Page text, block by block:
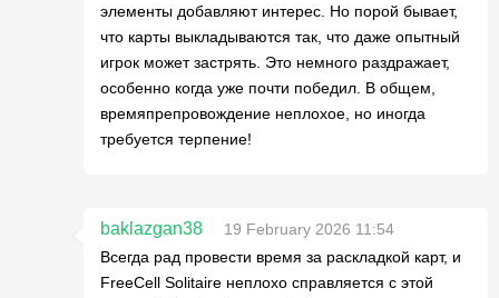
элементы добавляют интерес. Но порой бывает,
что карты выкладываются так, что даже опытный
игрок может застрять. Это немного раздражает,
особенно когда уже почти победил. В общем,
времяпрепровождение неплохое, но иногда
требуется терпение!
baklazgan38
19 February 2026 11:54
Всегда рад провести время за раскладкой карт, и
FreeCell Solitaire неплохо справляется с этой